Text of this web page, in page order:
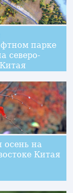
парке
северо-
осень на
Китая